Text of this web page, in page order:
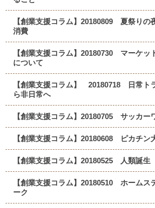
【創業支援コラム】20180809 夏祭り
消費
【創業支援コラム】20180730 マーケッ
について
【創業支援コラム】 20180718 日常ト
ら非日常へ
【創業支援コラム】20180705 サッカー
【創業支援コラム】20180608 ピカチン
【創業支援コラム】20180525 人類誕
【創業支援コラム】20180510 ホームス
ーク